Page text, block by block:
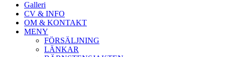
Galleri
CV & INFO
OM & KONTAKT
MENY
FÖRSÄLJNING
LÄNKAR